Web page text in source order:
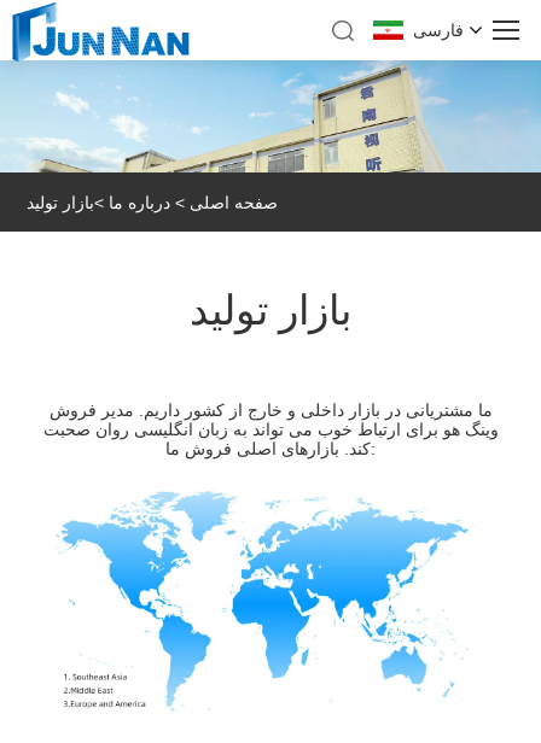
فارسی
صفحه اصلی > درباره ما >بازار تولید
بازار تولید
ما مشتریانی در بازار داخلی و خارج از کشور داریم. مدیر فروش
وینگ هو برای ارتباط خوب می تواند به زبان انگلیسی روان صحبت
کند. بازارهای اصلی فروش ما: